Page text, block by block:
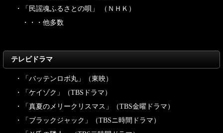
・「民謡魂ふるさとの唄」 （ＮＨＫ）
・・・他多数
テレビドラマ
・「バッテンロボ丸」（東映）
・「ケイゾク」（TBSドラマ）
・「真夏のメリークリスマス」（TBS金曜ドラマ）
・「ブラックジャック」（TBSニ時間ドラマ）